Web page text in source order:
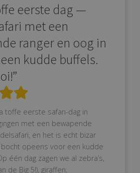
eerste dag —
met een
ranger en oog in
kudde buffels.
toffe eerste safari-dag in
met een bewapende
en het is echt bizar
opeens voor een kudde
één dag zagen we al zebra’s,
de Big 5!), giraffen,